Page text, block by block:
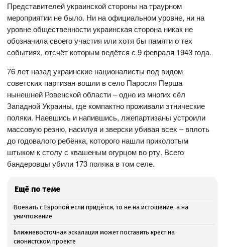
Представителей украинской стороны на траурном
мероприятии не было. Ни на официальном уровне, ни на
уровне общественности украинская сторона никак не
обозначила своего участия или хотя бы памяти о тех
событиях, отсчёт которым ведётся с 9 февраля 1943 года.
76 лет назад украинские националисты под видом
советских партизан вошли в село Паросля Перша
нынешней Ровенской области – одно из многих сёл
Западной Украины, где компактно проживали этнические
поляки. Наевшись и напившись, лжепартизаны устроили
массовую резню, насилуя и зверски убивая всех – вплоть
до годовалого ребёнка, которого нашли приколотым
штыком к столу с квашеным огурцом во рту. Всего
бандеровцы убили 173 поляка в том селе.
Ещё по теме
Воевать с Европой если придётся, то не на истощение, а на
уничтожение
Ближневосточная эскалация может поставить крест на
сионистском проекте